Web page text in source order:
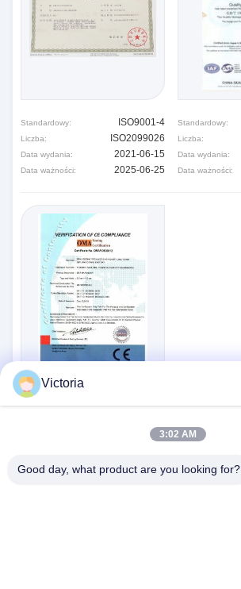
Standardowy: ISO9001-4
Liczba: ISO2099026
Data wydania: 2021-06-15
Data ważności: 2025-06-25
Standardowy:
Liczba:
Data wydania:
Data ważności:
Standardowy:
2021-06-15
Victoria
3:02 AM
Good day, what product are you looking for?